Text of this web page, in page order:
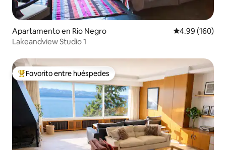
Apartamento en Ri­o Negro Calificación
4.99 (160)
Lakeandview Studio 1
Favorito entre huéspedes preferido
Favorito entre huéspedes